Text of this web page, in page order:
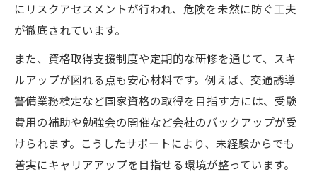
にリスクアセスメントが行われ、危険を未然に防ぐ工夫
が徹底されています。
また、資格取得支援制度や定期的な研修を通じて、スキ
ルアップが図れる点も安心材料です。例えば、交通誘導
警備業務検定など国家資格の取得を目指す方には、受験
費用の補助や勉強会の開催など会社のバックアップが受
けられます。こうしたサポートにより、未経験からでも
着実にキャリアアップを目指せる環境が整っています。